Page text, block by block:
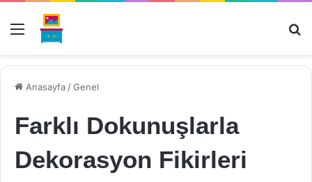
Menü
Anasayfa /Genel
Farklı Dokunuşlarla
Dekorasyon Fikirleri